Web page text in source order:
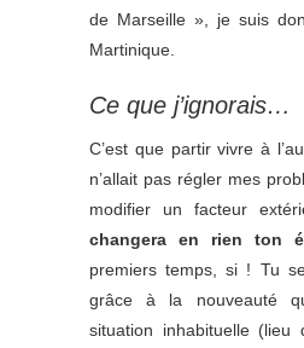
de Marseille », je suis
Martinique.
Ce que j’ignorais…
C’est que partir vivre à
n’allait pas régler mes
modifier un facteur
changera en rien ton
premiers temps, si ! Tu
grâce à la nouveauté
situation inhabituelle (lieu